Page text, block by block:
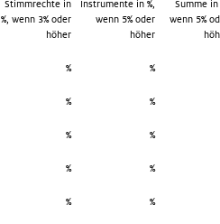
Stimmrechte in
%, wenn 3% oder
höher
Instrumente in %,
wenn 5% oder
höher
Summe in
wenn 5%
% %
% %
% %
% %
% %